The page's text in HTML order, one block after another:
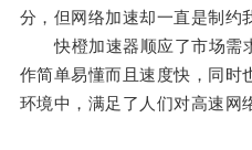
分，但网络加速却一直是制约
快橙加速器顺应了市场需
作简单易懂而且速度快，同时
环境中，满足了人们对高速网